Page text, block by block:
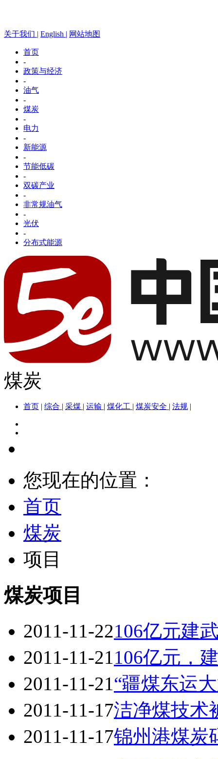
关于我们 | English | 网站地图
首页
-
政策与经济
-
油气
-
煤炭
-
电力
-
新能源
-
节能低碳
-
双碳产业
-
非常规油气
-
光伏
-
分布式能源
煤炭
首页 | 综合 | 采煤 | 运输 | 煤化工 | 煤炭安全 | 法规 |
您现在的位置：
首页
煤炭
项目
煤炭项目
2011-11-22106亿元建
2011-11-21106亿元，
2011-11-21“疆煤东运
2011-11-17洁净煤技术
2011-11-17锦州港煤炭